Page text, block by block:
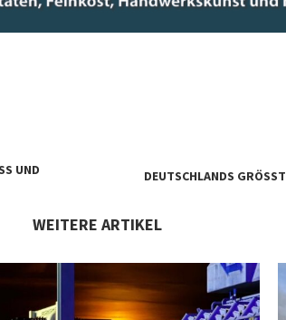
KL
DEUTSCHLANDS
WEITERE ARTIKEL